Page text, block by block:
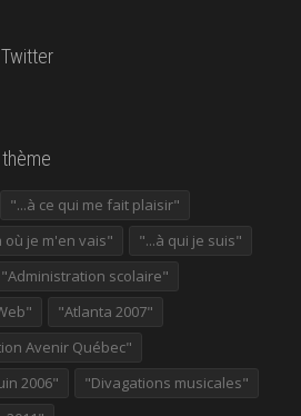
"...à ce qui me fait plaisir"
où je m'en vais"
"...à qui je suis"
"Administration scolaire"
"Atlanta 2007"
Avenir Québec"
2006"
"Divagations musicales"